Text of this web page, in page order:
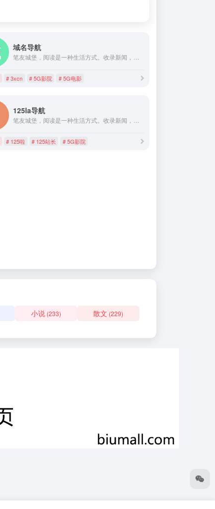
域名导航
# 3xcn # 5G影院 # 5G电影
125la导航
# 125啦 # 125站长 # 5G影院
小说(233) 散文 (229)